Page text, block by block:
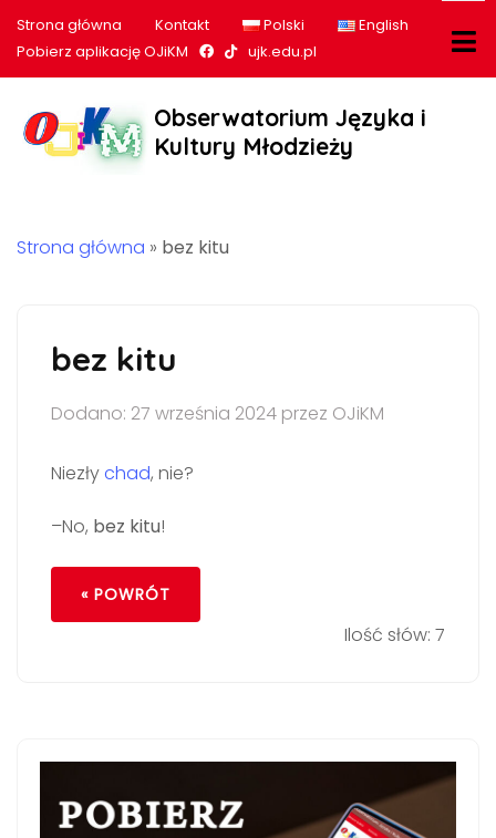
Strona główna Kontakt Polski
English
Pobierz aplikację OJiKM
Nasz profil na Facebook
Nasz profil na tiktok
ujk.edu.pl
Obserwatorium Języka i
Kultury Młodzieży
Strona główna » bez kitu
bez kitu
Dodano: 27 września 2024 przez OJiKM
Niezłychad, nie?
–No, bez kitu!
« POWRÓT
Ilość słów: 7